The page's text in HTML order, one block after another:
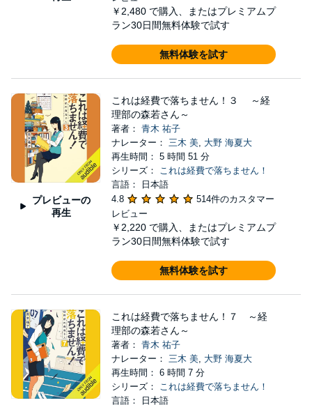
￥2,480 で購入、またはプレミアムプ
ラン30日間無料体験で試す
無料体験を試す
プレビューの
再生
これは経費で落ちません！３ ～経
理部の森若さん～
著者： 青木 祐子
ナレーター： 三木 美, 大野 海夏大
再生時間： 5 時間 51 分
シリーズ： これは経費で落ちません！
言語： 日本語
4.8
514件のカスタマー
レビュー
￥2,220 で購入、またはプレミアムプ
ラン30日間無料体験で試す
無料体験を試す
これは経費で落ちません！７ ～経
理部の森若さん～
著者： 青木 祐子
ナレーター： 三木 美, 大野 海夏大
再生時間： 6 時間 7 分
シリーズ： これは経費で落ちません！
言語： 日本語